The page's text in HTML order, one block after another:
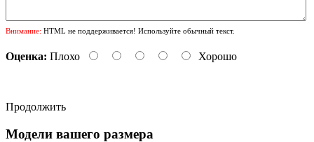
Внимание: HTML не поддерживается! Используйте обычный текст.
Оценка: Плохо Хорошо
Продолжить
Модели вашего размера